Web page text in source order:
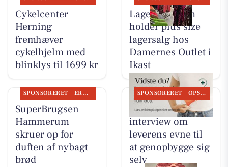
Cykelcenter
Herning
fremhæver
cykelhjelm med
blinklys til 1699 kr
Lagersalg.com
holder plus size
lagersalg hos
Damernes Outlet i
Ikast
SPONSORERET ERHVERV
SuperBrugsen
Hammerum
skruer op for
duften af nybagt
brød
SPONSORERET OPSLAGSTAVLEN
Ikast Apotek deler
interview om
leverens evne til
at genopbygge sig
selv